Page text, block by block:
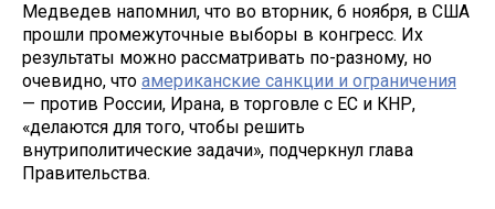
Медведев напомнил, что во вторник, 6 ноября, в США
прошли промежуточные выборы в конгресс. Их
результаты можно рассматривать по-разному, но
очевидно, что американские санкции и ограничения
— против России, Ирана, в торговле с ЕС и КНР,
«делаются для того, чтобы решить
внутриполитические задачи», подчеркнул глава
Правительства.